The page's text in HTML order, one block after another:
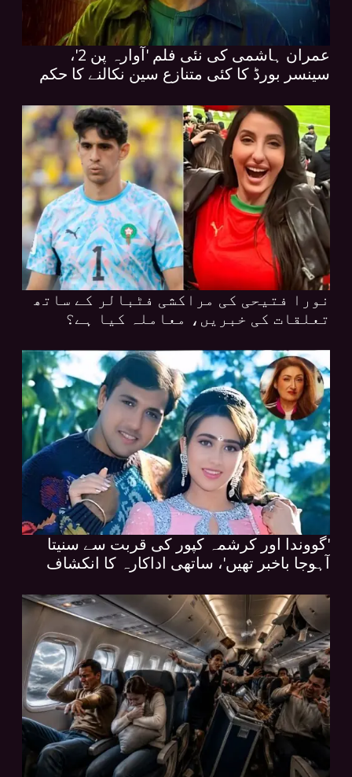
عمران ہاشمی کی نئی فلم 'آوارہ پن 2'،
سینسر بورڈ کا کئی متنازع سین نکالنے کا حکم
نورا فتیحی کی مراکشی فٹبالر کے ساتھ
تعلقات کی خبریں، معاملہ کیا ہے؟
'گووندا اور کرشمہ کپور کی قربت سے سنیتا
آہوجا باخبر تھیں'، ساتھی اداکارہ کا انکشاف